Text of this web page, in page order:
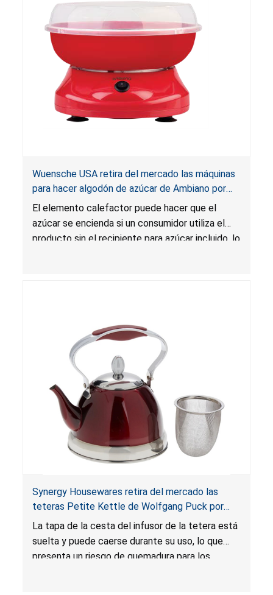
Wuensche USA retira del mercado las máquinas
para hacer algodón de azúcar de Ambiano por
riesgo de incendio; vendidas en ALDI
El elemento calefactor puede hacer que el
azúcar se encienda si un consumidor utiliza el
producto sin el recipiente para azúcar incluido, lo
Synergy Housewares retira del mercado las
teteras Petite Kettle de Wolfgang Puck por
riesgo de quemadura; vendidas en HSN
La tapa de la cesta del infusor de la tetera está
suelta y puede caerse durante su uso, lo que
presenta un riesgo de quemadura para los